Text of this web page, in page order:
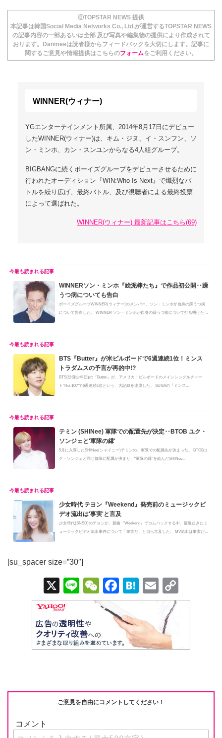
ⓒTOPSTAR NEWS 提供
本記事は韓国Social Media Networks Co., Ltd.が運営するTOPSTAR NEWS
の記事内容の一部あるいは全部 及び写真や編集物の提供により作成されて
おります。Danmeeは読者様からフィードバックを大切にします。記事に
関するご意見や情報提供はこちらのフォームをご利用ください。
WINNER(ウィナー)
YGエンターテインメント所属、2014年8月17日にデビュー
したWINNER(ウィナー)は、キム・ジヌ、イ・スンフン、ソ
ン・ミンホ、カン・スンユンからなる4人組グループ。
BIGBANGに続くボーイズグループをデビューさせるために
行われたオーディション『WIN:Who Is Next』で熾烈なバ
トルを繰り広げ、最終バトル、及び視聴者による最終投票
によって選ばれた。
WINNER(ウィナー) 最新記事はこちら(69)
WINNERソン・ミンホ『絵泥棒たち』で作品初公開‥躁
うつ病についても告白
ボーイズグループWINNER(ウィナー)のメンバー、ソン・ミンホが自身の躁うつ病
について告白した。 WINNER ソン・ミンホが自身の躁うつ病について打ち明けた
BTS『Butter』が米ビルボードで6週連続1位！ミンス
トラダムスの予言が再的中!?
BTS(防弾少年団)の『Butter』が、アメリカ・ビルボードのメインシングルチャー
ト"Hot 100"で6週連続1位という、大記録を達成した。 SUGAの『ミンス...
テミン (SHINee) 軍隊での配置先が決定‥BTOB ユク・
ソンジェと'軍隊の縁'
5月に入隊したSHINee(シャイニー)テミンの、軍隊での配属先が決まった。 BTOBユ
ク・ソンジェと同じ部隊に配属が決まり、"軍隊の縁"を結んだSHINee...
少女時代 テヨン『Weekend』発売前のミュージックビ
デオ流出は'事実'と言及
少女時代(SNSD)のテヨンが、新曲『Weekend』でカムバックする中、最近起きたミ
ュージックビデオ流出事件について「事実だ」と自ら言及した。 MV流出は事実だ...
[su_spacer size=”30″]
X
Li
n
e
W
e
C
at
F
a
c
e
b
k
H
at
e
n
a
E
m
ail
o
Li
ご意見を自由にコメントしてください！